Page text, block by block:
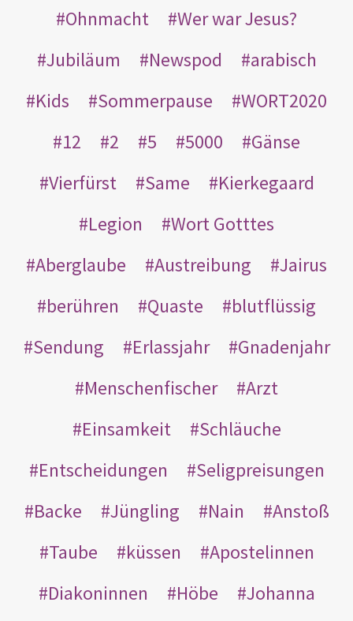
Ohnmacht
Wer war Jesus?
Jubiläum
Newspod
arabisch
Kids
Sommerpause
WORT2020
12
2 5 5000
Gänse
Vierfürst
Same
Kierkegaard
Legion
Wort Gotttes
Aberglaube
Austreibung
Jairus
berühren
Quaste
blutflüssig
Sendung
Erlassjahr
Gnadenjahr
Menschenfischer
Arzt
Einsamkeit
Schläuche
Entscheidungen
Seligpreisungen
Backe
Jüngling Nain
Anstoß
Taube
küssen
Apostelinnen
Diakoninnen
Höbe
Johanna